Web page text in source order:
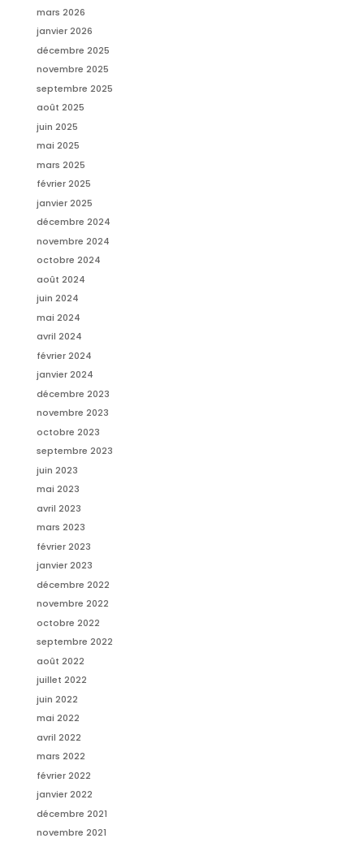
mars 2026
janvier 2026
décembre 2025
novembre 2025
septembre 2025
août 2025
juin 2025
mai 2025
mars 2025
février 2025
janvier 2025
décembre 2024
novembre 2024
octobre 2024
août 2024
juin 2024
mai 2024
avril 2024
février 2024
janvier 2024
décembre 2023
novembre 2023
octobre 2023
septembre 2023
juin 2023
mai 2023
avril 2023
mars 2023
février 2023
janvier 2023
décembre 2022
novembre 2022
octobre 2022
septembre 2022
août 2022
juillet 2022
juin 2022
mai 2022
avril 2022
mars 2022
février 2022
janvier 2022
décembre 2021
novembre 2021